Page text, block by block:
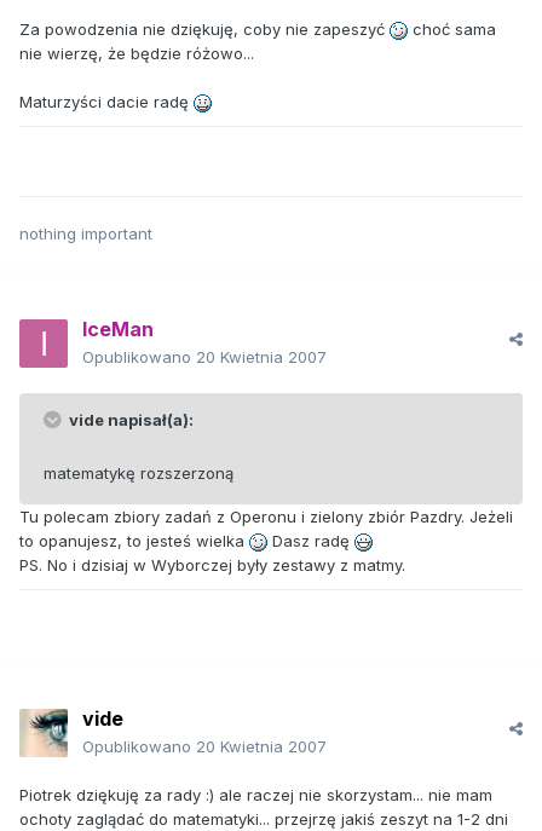
Za powodzenia nie dziękuję, coby nie zapeszyć
choć sama
nie wierzę, że będzie różowo...
Maturzyści dacie radę
nothing important
IceMan
Opublikowano 20 Kwietnia 2007
vide napisał(a):
matematykę rozszerzoną
Tu polecam zbiory zadań z Operonu i zielony zbiór Pazdry. Jeżeli
to opanujesz, to jesteś wielka
Dasz radę
PS. No i dzisiaj w Wyborczej były zestawy z matmy.
vide
Opublikowano 20 Kwietnia 2007
Piotrek dziękuję za rady :) ale raczej nie skorzystam... nie mam
ochoty zaglądać do matematyki... przejrzę jakiś zeszyt na 1-2 dni